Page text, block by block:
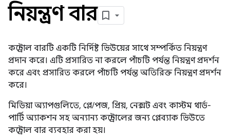
নিয়ন্ত্রণ বার
কন্ট্রোল বারটি একটি নির্দিষ্ট ভিউয়ের সাথে সম্পর্কিত নিয়ন্ত্রণ
প্রদান করে। এটি প্রসারিত না করলে পাঁচটি পর্যন্ত নিয়ন্ত্রণ প্রদর্শন
করে এবং প্রসারিত করলে পাঁচটি পর্যন্ত অতিরিক্ত নিয়ন্ত্রণ প্রদর্শন
করে।
মিডিয়া অ্যাপগুলিতে, প্লে/পজ, প্রিয়, নেক্সট এবং কাস্টম থার্ড-
পার্টি অ্যাকশন সহ অন্যান্য কন্ট্রোলের জন্য প্লেব্যাক ভিউতে
কন্ট্রোল বার ব্যবহার করা হয়।